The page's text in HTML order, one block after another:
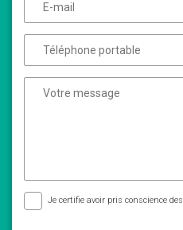
Je certifie avoir pris conscience des